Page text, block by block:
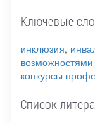
Ключевые
инклюзия,
возможностями
конкурсы
Список